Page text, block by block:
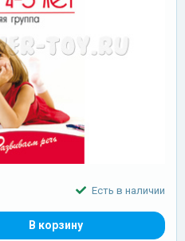
Есть в наличии